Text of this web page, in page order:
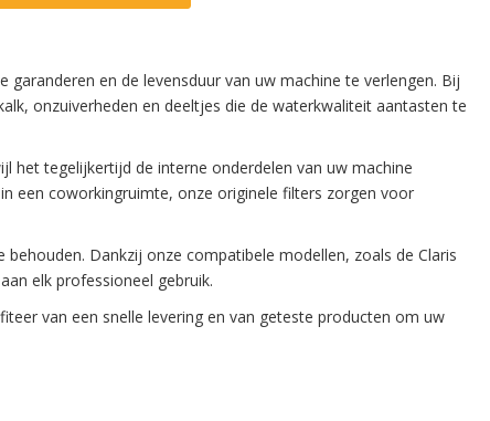
en de levensduur van uw machine te verlengen. Bij
onzuiverheden en deeltjes die de waterkwaliteit aantasten te
het tegelijkertijd de interne onderdelen van uw machine
een coworkingruimte, onze originele filters zorgen voor
Dankzij onze compatibele modellen, zoals de Claris
elk professioneel gebruik.
van een snelle levering en van geteste producten om uw